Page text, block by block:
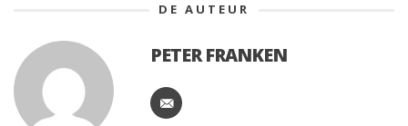
DE AUTEUR
PETER FRANKEN